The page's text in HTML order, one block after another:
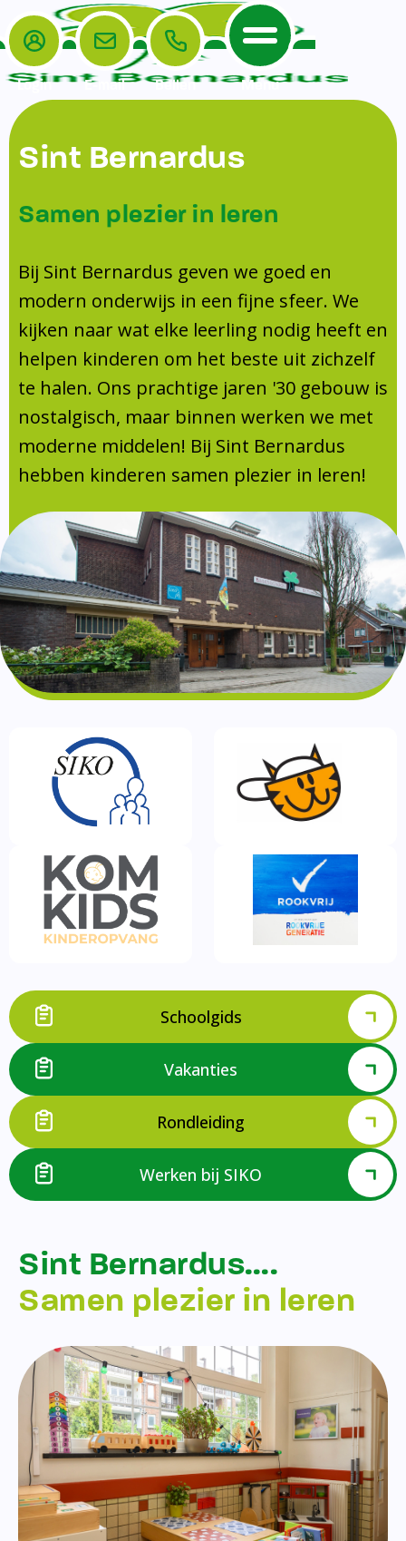
Home
De School
Veiligheidsplan
Onderwijs
Leerlingenraad
Leerlingenzorg
Doorstroomtoets
Jeugdprofessional op school
Centrum Jeugd en Gezin
Schoollogopedie
schoolondersteuningsprofiel
Schooltijden
Absentie
Vakanties
Aanmelden
Schoolgids
Gezonde school
Kinderopvang
BSO
Routebeschrijving
Privacy
Het Team
Ouders
Ouders
TussenSchoolse Opvang (TSO)
Ouderraad (OR)
Medezeggenschapsraad (MR)
Formulieren
Klachtenregeling
Contact
Login E-mail Bellen Menu
Sint Bernardus
Samen plezier in leren
Bij Sint Bernardus geven we goed en
modern onderwijs in een fijne sfeer. We
kijken naar wat elke leerling nodig heeft en
helpen kinderen om het beste uit zichzelf
te halen. Ons prachtige jaren '30 gebouw is
nostalgisch, maar binnen werken we met
moderne middelen! Bij Sint Bernardus
hebben kinderen samen plezier in leren!
Schoolgids
Vakanties
Rondleiding
Werken bij SIKO
Sint Bernardus….
Samen plezier in leren